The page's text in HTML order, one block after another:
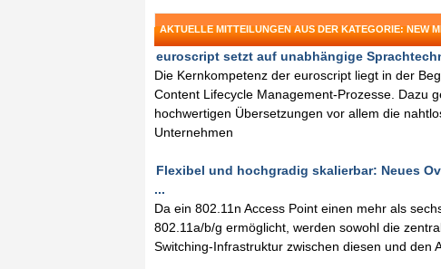
AKTUELLE MITTEILUNGEN AUS DER KATEGORIE: NEW
euroscript setzt auf unabhängige
Die Kernkompetenz der euroscript liegt in der
Content Lifecycle Management-Prozesse. Dazu
hochwertigen Übersetzungen vor allem die
Unternehmen
Flexibel und hochgradig skalierbar: Neues
...
Da ein 802.11n Access Point einen mehr als
802.11a/b/g ermöglicht, werden sowohl die
Switching-Infrastruktur zwischen diesen und den